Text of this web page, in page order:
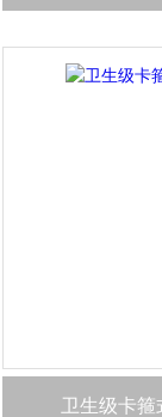
卫生级卡箍